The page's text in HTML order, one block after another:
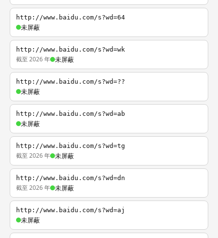
http://www.baidu.com/s?wd=64
未屏蔽
http://www.baidu.com/s?wd=wk
截至 2026 年 未屏蔽
http://www.baidu.com/s?wd=??
未屏蔽
http://www.baidu.com/s?wd=ab
未屏蔽
http://www.baidu.com/s?wd=tg
截至 2026 年 未屏蔽
http://www.baidu.com/s?wd=dn
截至 2026 年 未屏蔽
http://www.baidu.com/s?wd=aj
未屏蔽